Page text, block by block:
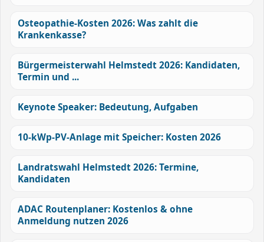
Osteopathie-Kosten 2026: Was zahlt die
Krankenkasse?
Bürgermeisterwahl Helmstedt 2026: Kandidaten,
Termin und ...
Keynote Speaker: Bedeutung, Aufgaben
10-kWp-PV-Anlage mit Speicher: Kosten 2026
Landratswahl Helmstedt 2026: Termine,
Kandidaten
ADAC Routenplaner: Kostenlos & ohne
Anmeldung nutzen 2026